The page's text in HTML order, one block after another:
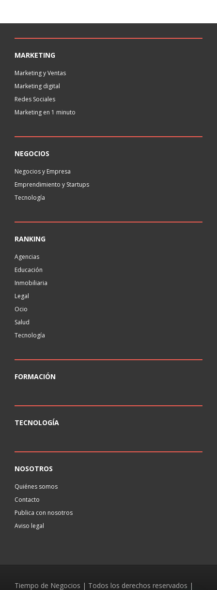
MARKETING
Marketing y Ventas
Marketing digital
Redes Sociales
Marketing en 1 minuto
NEGOCIOS
Negocios y Empresa
Emprendimiento y Startups
Tecnología
RANKING
Agencias
Educación
Inmobiliaria
Legal
Ocio
Salud
Tecnología
FORMACIÓN
TECNOLOGÍA
NOSOTROS
Quiénes somos
Contacto
Publica con nosotros
Aviso legal
Tiempo de Negocios | Todos los derechos reservados |